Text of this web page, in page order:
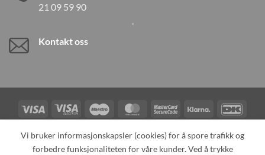
21 09 59 90
Kontakt oss
Visa
Visa
Electron
Maestro MasterCardMasterCard
2
Klarna
Card
TILBAKEKALLINGER KONTAKT OSS OM OSS
Vi bruker informasjonskapsler (cookies) for å spore trafikk og
forbedre funksjonaliteten for våre kunder. Ved å trykke